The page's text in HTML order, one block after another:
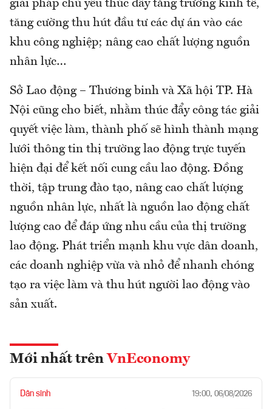
giải pháp chủ yếu thúc đẩy tăng trưởng kinh tế,
tăng cường thu hút đầu tư các dự án vào các
khu công nghiệp; nâng cao chất lượng nguồn
nhân lực…
Sở Lao động – Thương binh và Xã hội TP. Hà
Nội cũng cho biết, nhằm thúc đẩy công tác giải
quyết việc làm, thành phố sẽ hình thành mạng
lưới thông tin thị trường lao động trực tuyến
hiện đại để kết nối cung cầu lao động. Đồng
thời, tập trung đào tạo, nâng cao chất lượng
nguồn nhân lực, nhất là nguồn lao động chất
lượng cao để đáp ứng nhu cầu của thị trường
lao động. Phát triển mạnh khu vực dân doanh,
các doanh nghiệp vừa và nhỏ để nhanh chóng
tạo ra việc làm và thu hút người lao động vào
sản xuất.
Mới nhất trên VnEconomy
Dân sinh 19:00, 06/08/2026